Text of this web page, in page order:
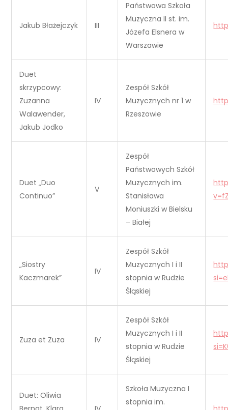
Jakub Błażejczyk III
Państwowa Szkoła
Muzyczna II st. im.
Józefa Elsnera w
Warszawie
Duet
skrzypcowy:
Zuzanna
Walawender,
Jakub Jodko
IV
Zespół Szkół
Muzycznych nr 1 w
Rzeszowie
Duet „Duo
Continuo”
V
Zespół
Państwowych Szkół
Muzycznych im.
Stanisława
Moniuszki w Bielsku
– Białej
„Siostry
Kaczmarek”
IV
Zespół Szkół
Muzycznych I i II
stopnia w Rudzie
Śląskiej
Zuza et Zuza IV
Zespół Szkół
Muzycznych I i II
stopnia w Rudzie
Śląskiej
Duet: Oliwia
Szkoła Muzyczna I
stopnia im.